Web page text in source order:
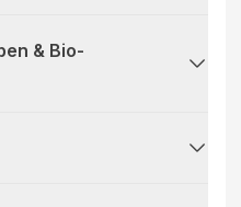
& Bio-